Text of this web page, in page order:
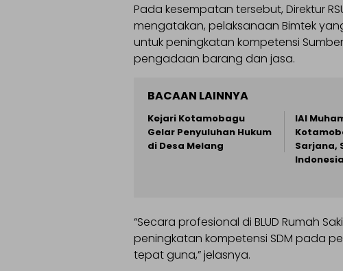
Pada kesempatan tersebut, Direktur
mengatakan, pelaksanaan Bimtek
untuk peningkatan kompetensi
pengadaan barang dan jasa.
BACAAN LAINNYA
Kejari Kotamobagu
Gelar Penyuluhan Hukum
di Desa Melang
IAI
Sarjana,
“Secara profesional di BLUD Rumah
peningkatan kompetensi SDM pada
tepat guna,” jelasnya.